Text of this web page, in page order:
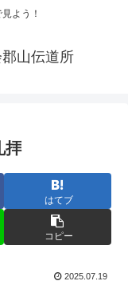
よう！
山伝道所
拝
はてブ
コピー
2025.07.19